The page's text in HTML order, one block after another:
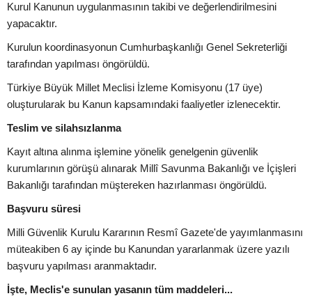
Kurul Kanunun uygulanmasının takibi ve değerlendirilmesini
yapacaktır.
Kurulun koordinasyonun Cumhurbaşkanlığı Genel Sekreterliği
tarafından yapılması öngörüldü.
Türkiye Büyük Millet Meclisi İzleme Komisyonu (17 üye)
oluşturularak bu Kanun kapsamındaki faaliyetler izlenecektir.
Teslim ve silahsızlanma
Kayıt altına alınma işlemine yönelik genelgenin güvenlik
kurumlarının görüşü alınarak Millî Savunma Bakanlığı ve İçişleri
Bakanlığı tarafından müştereken hazırlanması öngörüldü.
Başvuru süresi
Milli Güvenlik Kurulu Kararının Resmî Gazete'de yayımlanmasını
müteakiben 6 ay içinde bu Kanundan yararlanmak üzere yazılı
başvuru yapılması aranmaktadır.
İşte, Meclis'e sunulan yasanın tüm maddeleri...